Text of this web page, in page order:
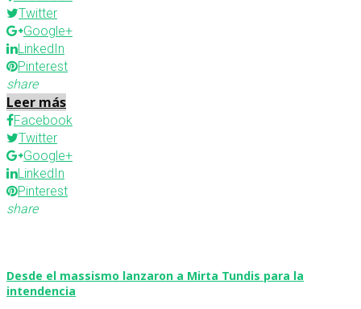
Twitter
Google+
LinkedIn
Pinterest
share
Leer más
Facebook
Twitter
Google+
LinkedIn
Pinterest
share
Desde el massismo lanzaron a Mirta Tundis para la
intendencia